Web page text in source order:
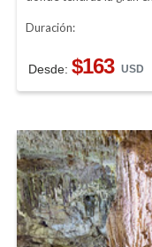
Duración:
Desde: $163 USD